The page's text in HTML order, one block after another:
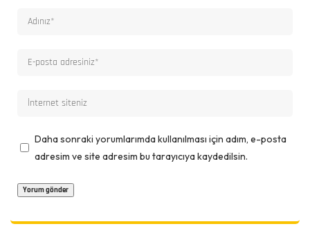
Daha sonraki yorumlarımda kullanılması için adım, e-posta
adresim ve site adresim bu tarayıcıya kaydedilsin.